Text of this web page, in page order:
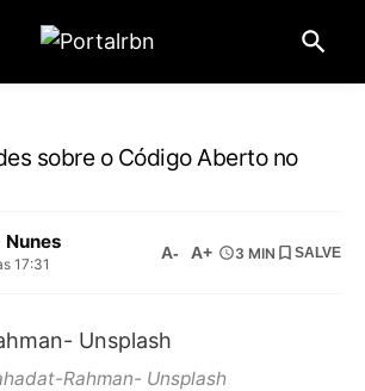
sobre o Código Aberto no
Nunes
17:31
A- A+ 3 MIN SALVE
Rahman- Unsplash